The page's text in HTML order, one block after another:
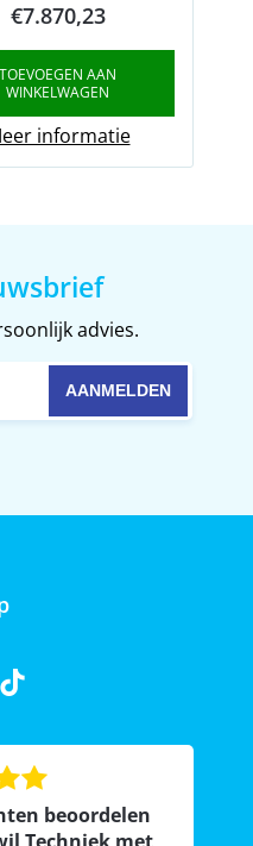
€7.870,23
TOEVOEGEN AAN
WINKELWAGEN
informatie
advies.
beoordelen
Techniek met